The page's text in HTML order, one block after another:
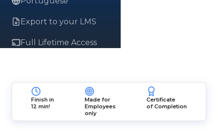
Export to your LMS
Full Lifetime Access
Finish in
12 min!
Made for
Employees
only
Certificate
of Completion